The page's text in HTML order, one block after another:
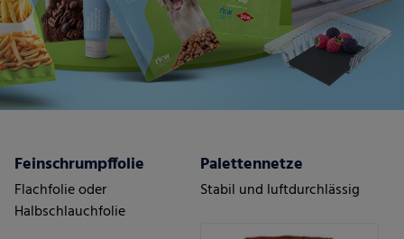
Feinschrumpffolie
Flachfolie oder
Halbschlauchfolie
Palettennetze
Stabil und luftdurchlässig